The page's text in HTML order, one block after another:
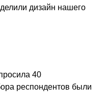
дизайн нашего
40
респондентов были